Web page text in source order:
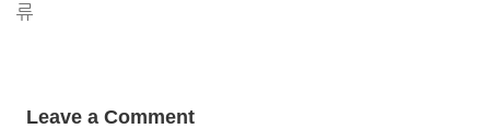
류
Leave a Comment